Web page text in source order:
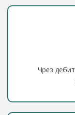
Чрез